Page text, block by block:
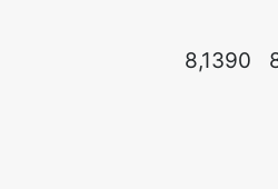
8,1390